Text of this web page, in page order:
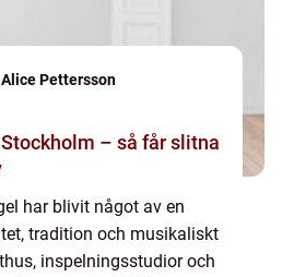
Alice Pettersson
– så får slitna
har blivit något av en
tradition och musikaliskt
inspelningsstudior och